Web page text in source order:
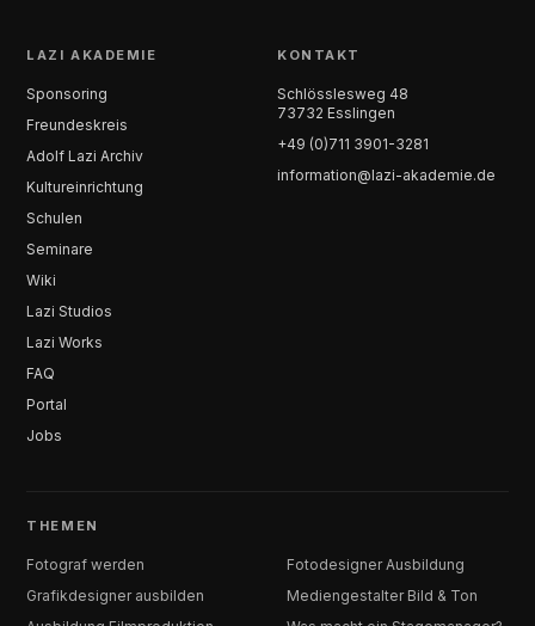
LAZI AKADEMIE
Sponsoring
Freundeskreis
Adolf Lazi Archiv
Kultureinrichtung
Schulen
Seminare
Wiki
Lazi Studios
Lazi Works
FAQ
Portal
Jobs
KONTAKT
Schlösslesweg 48
73732 Esslingen
+49 (0)711 3901-3281
information@lazi-akademie.de
THEMEN
Fotograf werden
Fotodesigner Ausbildung
Grafikdesigner ausbilden
Mediengestalter Bild & Ton